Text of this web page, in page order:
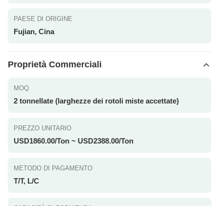
PAESE DI ORIGINE
Fujian, Cina
Proprietà Commerciali
MOQ
2 tonnellate (larghezze dei rotoli miste accettate)
PREZZO UNITARIO
USD1860.00/Ton ~ USD2388.00/Ton
METODO DI PAGAMENTO
T/T, L/C